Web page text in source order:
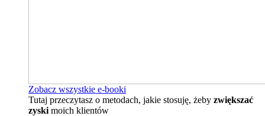
Zobacz wszystkie e-booki
Tutaj przeczytasz o metodach, jakie stosuję, żeby zwiększać
zyski moich klientów